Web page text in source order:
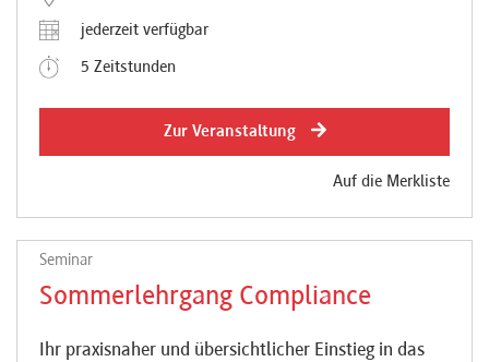
jederzeit verfügbar
5 Zeitstunden
Zur Veranstaltung
Auf die Merkliste
Seminar
Sommerlehrgang Compliance
Ihr praxisnaher und übersichtlicher Einstieg in das